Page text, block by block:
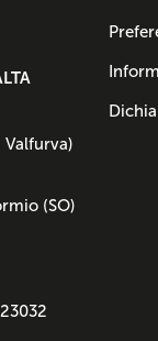
(SO)